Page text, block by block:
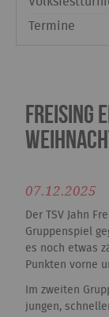
Termine
Freising
07.12.2025
Der TSV Jahn
Gruppenspiel
es noch etwas
Punkten vorne
Im zweiten
jungen,